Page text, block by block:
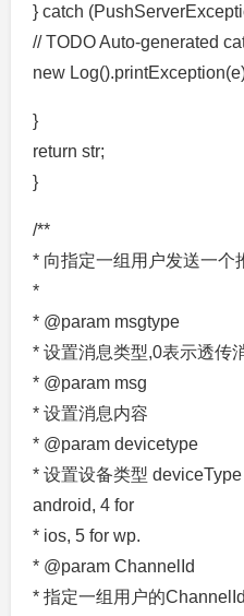
} catch
// TODO Auto-generated
new
}
return str;
}
/**
* 向指定一组用户发送一个
*
* @param msgtype
* 设置消息类型,0表示透传
* @param msg
* 设置消息内容
* @param devicetype
* 设置设备类型
android, 4 for
* ios, 5 for wp.
* @param ChannelId
* 指定一组用户的ChannelId